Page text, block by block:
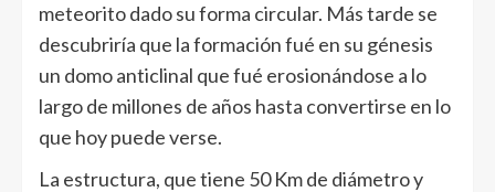
meteorito dado su forma circular. Más tarde se
descubriría que la formación fué en su génesis
un domo anticlinal que fué erosionándose a lo
largo de millones de años hasta convertirse en lo
que hoy puede verse.
La estructura, que tiene 50 Km de diámetro y